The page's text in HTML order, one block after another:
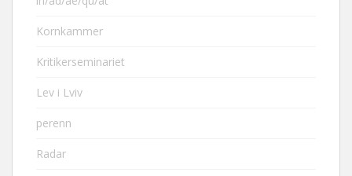
Kornkammer
Kritikerseminariet
Lev i Lviv
perenn
Radar